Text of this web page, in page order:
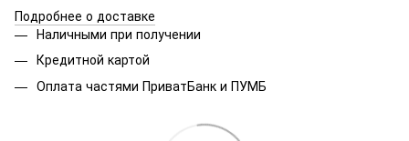
Подробнее о доставке
Наличными при получении
Кредитной картой
Оплата частями ПриватБанк и ПУМБ